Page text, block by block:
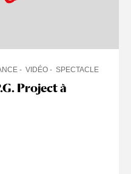
Project à
VIDÉO SPECTACLE